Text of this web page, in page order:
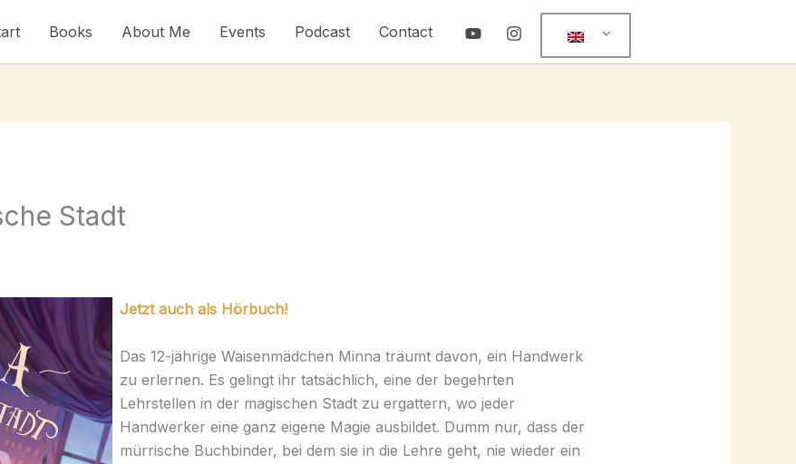
Books About Me Events Podcast Contact
Stadt
Jetzt auch als Hörbuch!
Das 12-jährige Waisenmädchen Minna träumt davon, ein Handwerk
zu erlernen. Es gelingt ihr tatsächlich, eine der begehrten
Lehrstellen in der magischen Stadt zu ergattern, wo jeder
Handwerker eine ganz eigene Magie ausbildet. Dumm nur, dass der
mürrische Buchbinder, bei dem sie in die Lehre geht, nie wieder ein